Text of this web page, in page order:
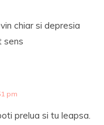
chiar si depresia
sens
pm
prelua si tu leapsa.